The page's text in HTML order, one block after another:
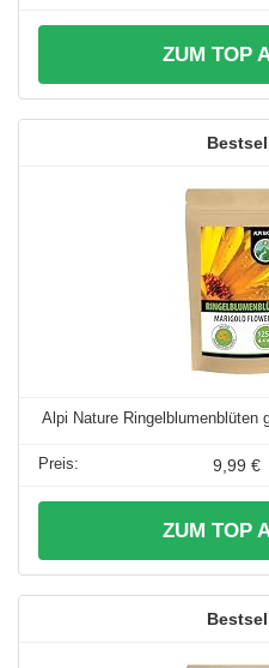
ZUM TOP
Alpi Nature Ringelblumenblüten
9,99 €
ZUM TOP